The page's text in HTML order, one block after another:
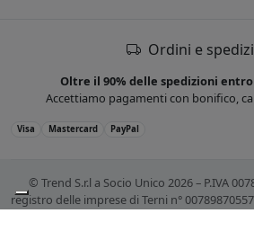
Ordini e
Oltre il 90% delle spedizioni entro
Accettiamo pagamenti con bonifico,
Visa Mastercard PayPal
© Trend S.r.l a Socio Unico 2026 – P.IVA
registro delle imprese di Terni n°